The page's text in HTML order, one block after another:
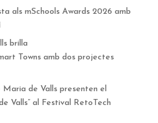
als mSchools Awards 2026 amb
brilla
Towns amb dos projectes
Maria de Valls presenten el
Valls” al Festival RetoTech